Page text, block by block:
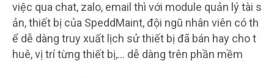
việc qua chat, zalo, email thì với module quản lý tài s
ản, thiết bị của SpeddMaint, đội ngũ nhân viên có th
ể dễ dàng truy xuất lịch sử thiết bị đã bán hay cho t
huê, vị trí từng thiết bị,… dễ dàng trên phần mềm